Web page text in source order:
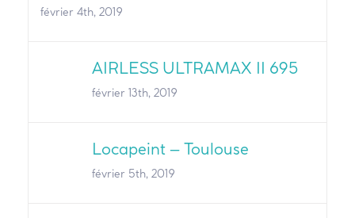
février 4th, 2019
AIRLESS ULTRAMAX II 695
février 13th, 2019
Locapeint – Toulouse
février 5th, 2019